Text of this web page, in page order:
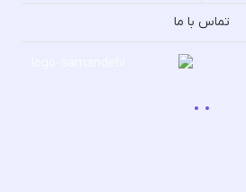
تماس با ما